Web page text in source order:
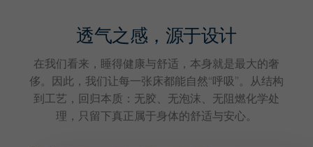
透气之感，源于设计
在我们看来，睡得健康与舒适，本身就是最大的奢
侈。因此，我们让每一张床都能自然“呼吸”。从结构
到工艺，回归本质：无胶、无泡沫、无阻燃化学处
理，只留下真正属于身体的舒适与安心。